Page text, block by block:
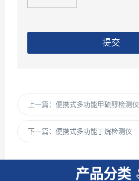
提交
上一篇： 便携式多功能甲硫醇检测仪
下一篇： 便携式多功能丁烷检测仪
产品分类